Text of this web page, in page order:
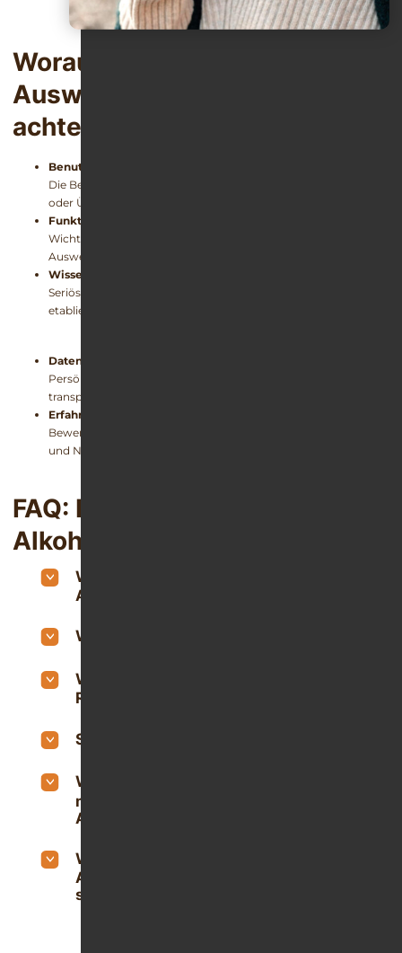
Worauf sollte man bei der
Auswahl einer Alkohol-App
achten?
Benutzerfreundlichkeit
Die Bedienung sollte intuitiv sein, damit tägliches Tracking
oder Übungen wirklich genutzt werden.
Funktionen zur Selbstbeobachtung
Wichtig sind Tagebuchfunktionen, Ziele, Erinnerungen und
Auswertungen.
Wissenschaftlich fundierte Inhalte
Seriöse Apps orientieren sich an Leitlinien oder verwenden
etablierte Methoden der Suchtprävention.
Datenschutz
Persönliche Angaben sollten geschützt und die Richtlinien
transparent dargestellt sein.
Erfahrungen anderer Nutzer
Bewertungen bieten Hinweise auf Nutzen, technische Stabilität
und Nutzerfreundlichkeit.
FAQ: Häufige Fragen zu
Alkohol-Apps
Wie finde ich die passende Alkohol-
App?
Woran erkenne ich eine gute App?
Wie unterstützen Apps beim
Reduzieren von Alkohol?
Sind Alkohol-Apps wirklich hilfreich?
Wie funktionieren Hypnose und
mentale Programme zur
Alkoholreduktion?
Wann sind Präventions- und Hilfe-
Apps sinnvoll – und für wen eignen
sie sich?